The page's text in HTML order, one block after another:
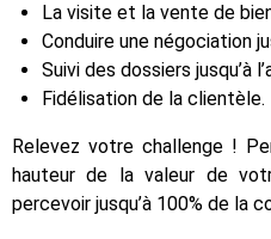
La visite et la vente de
Conduire une négociation
Suivi des dossiers jusqu’à
Fidélisation de la clientèle.
Relevez votre challenge !
hauteur de la valeur de
percevoir jusqu’à 100% de la